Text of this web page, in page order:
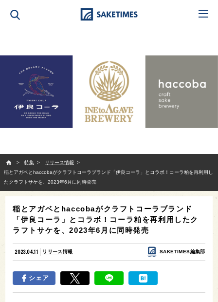
特集
リリース情報
稲とアガベとhaccobaがクラフトコーラブランド「伊良コーラ」とコラボ！コーラ粕を再利用し
たクラフトサケを、2023年6月に同時発売
稲とアガベとhaccobaがクラフトコーラブランド
「伊良コーラ」とコラボ！コーラ粕を再利用したク
ラフトサケを、2023年6月に同時発売
2023.04.11 リリース情報 SAKETIMES編集部
シェア